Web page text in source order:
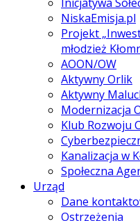
NiskaEmisja.pl
Projekt
młodzież
AOON/OW
Aktywny Orlik
Aktywny
Modernizacja
Klub Rozwoju
Kanalizacja w
Społeczna
Urząd
Dane
Ostrzeżenia